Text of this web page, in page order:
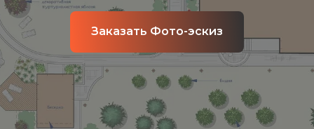
Заказать Фото-эскиз